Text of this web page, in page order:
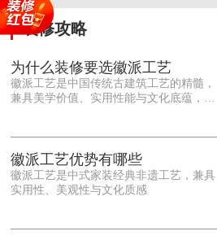
装修攻略
为什么装修要选徽派工艺
徽派工艺是中国传统古建筑工艺的精髓，
兼具美学价值、实用性能与文化底蕴，优
雕细琢的砖、木、石雕为特色，线条古朴
大气，意境悠远，自带东方中式雅致韵
味，耐看且不易过时。<o:p></o:p> 在工
艺品质上，徽派工艺遵循古法匠心工序，
保耐用，抗风化、耐腐蚀，使用
徽派工艺优势有哪些
徽派工艺是中式家装经典非遗工艺，兼具
实用性、美观性与文化质感